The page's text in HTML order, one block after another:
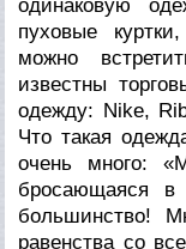
одинаковую
пуховые
можно
известны
одежду: Nike,
Что такая
очень много:
бросающаяся в
большинство!
равенства со